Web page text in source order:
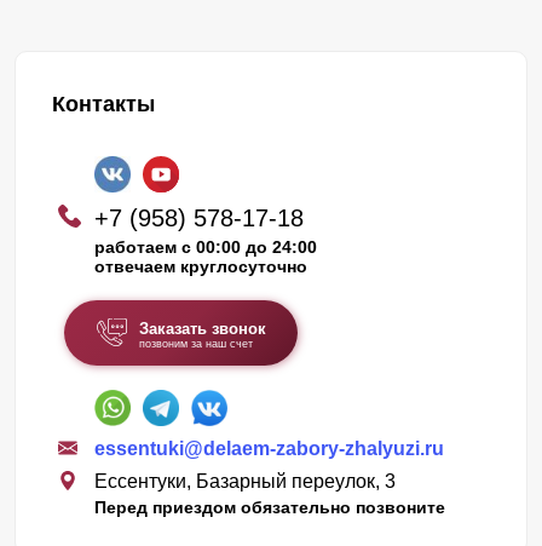
Контакты
+7 (958) 578-17-18
работаем с 00:00 до 24:00
отвечаем круглосуточно
Заказать звонок
позвоним за наш счет
essentuki@delaem-zabory-zhalyuzi.ru
Ессентуки, Базарный переулок, 3
Перед приездом обязательно позвоните